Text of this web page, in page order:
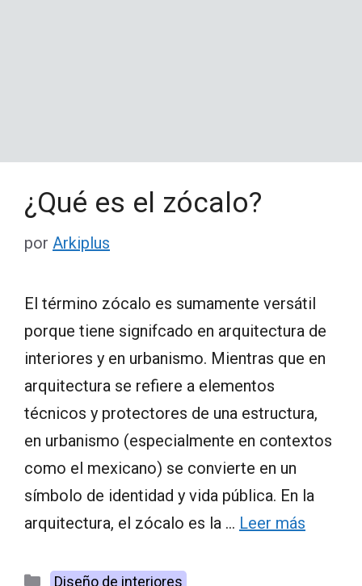
¿Qué es el zócalo?
por Arkiplus
El término zócalo es sumamente versátil
porque tiene signifcado en arquitectura de
interiores y en urbanismo. Mientras que en
arquitectura se refiere a elementos
técnicos y protectores de una estructura,
en urbanismo (especialmente en contextos
como el mexicano) se convierte en un
símbolo de identidad y vida pública. En la
arquitectura, el zócalo es la … Leer más
Categorías
Diseño de interiores